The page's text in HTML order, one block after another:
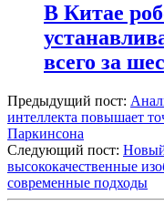
В Китае
всего за
Предыдущий пост:
интеллекта повышает
Паркинсона
Следующий пост:
высококачественные
современные подходы